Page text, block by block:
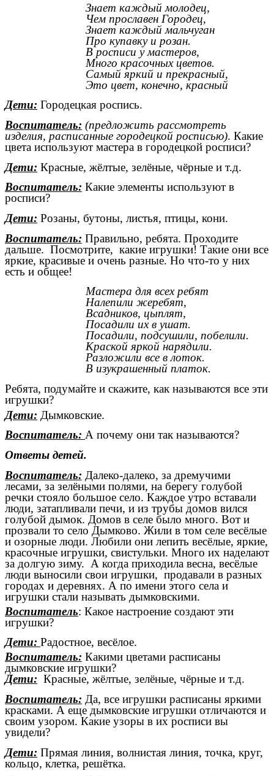
Знает каждый молодец,
Чем прославен Городец,
Знает каждый мальчуган
Про купавку и розан.
В росписи у мастеров,
Много красочных цветов.
Самый яркий и прекрасный,
Это цвет, конечно, красный
Дети: Городецкая роспись.
Воспитатель: (предложить рассмотреть
изделия, расписанные городецкой росписью). Какие
цвета используют мастера в городецкой росписи?
Дети: Красные, жёлтые, зелёные, чёрные и т.д.
Воспитатель: Какие элементы используют в
росписи?
Дети: Розаны, бутоны, листья, птицы, кони.
Воспитатель: Правильно, ребята. Проходите
дальше. Посмотрите, какие игрушки! Такие они все
яркие, красивые и очень разные. Но что-то у них
есть и общее!
Мастера для всех ребят
Налепили жеребят,
Всадников, цыплят,
Посадили их в ушат.
Посадили, подсушили, побелили.
Краской яркой нарядили.
Разложили все в лоток.
В изукрашенный платок.
Ребята, подумайте и скажите, как называются все эти
игрушки?
Дети: Дымковские.
Воспитатель: А почему они так называются?
Ответы детей.
Воспитатель: Далеко-далеко, за дремучими
лесами, за зелёными полями, на берегу голубой
речки стояло большое село. Каждое утро вставали
люди, затапливали печи, и из трубы домов вился
голубой дымок. Домов в селе было много. Вот и
прозвали то село Дымково. Жили в том селе весёлые
и озорные люди. Любили они лепить весёлые, яркие,
красочные игрушки, свистульки. Много их наделают
за долгую зиму. А когда приходила весна, весёлые
люди выносили свои игрушки, продавали в разных
городах и деревнях. А по имени этого села и
игрушки стали называть дымковскими.
Воспитатель: Какое настроение создают эти
игрушки?
Дети: Радостное, весёлое.
Воспитатель: Какими цветами расписаны
дымковские игрушки?
Дети: Красные, жёлтые, зелёные, чёрные и т.д.
Воспитатель: Да, все игрушки расписаны яркими
красками. А еще дымковские игрушки отличаются и
своим узором. Какие узоры в их росписи вы
увидели?
Дети: Прямая линия, волнистая линия, точка, круг,
кольцо, клетка, решётка.